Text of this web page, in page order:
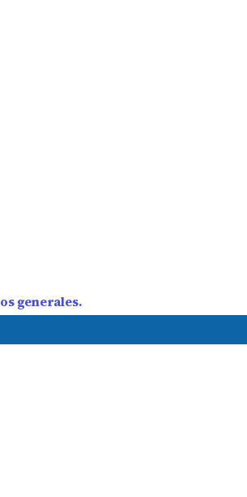
generales.